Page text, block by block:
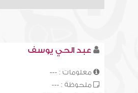
عبد الحي يوسف
معلومات : ---
ملحوظة : ---